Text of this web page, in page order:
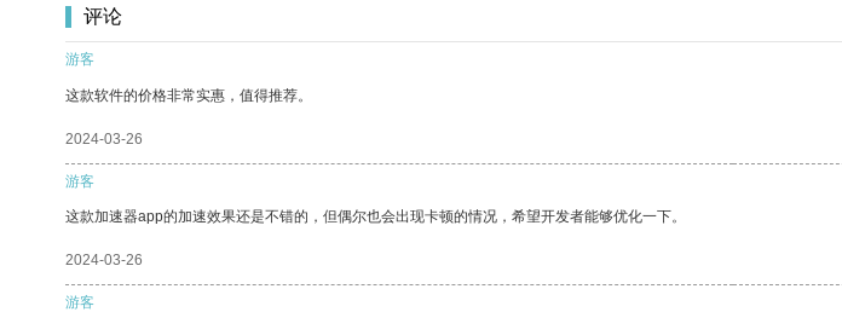
评论
游客
这款软件的价格非常实惠，值得推荐。
2024-03-26
游客
这款加速器app的加速效果还是不错的，但偶尔也会出现卡顿的情况，希望开发者能够优化一下。
2024-03-26
游客